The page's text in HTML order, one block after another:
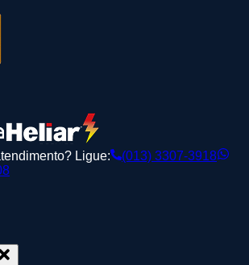
Ligue:
(013) 3307-3918